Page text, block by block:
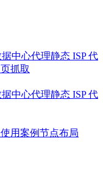
据中心代理静态 ISP 代
抓取
据中心代理静态 ISP 代
使用案例节点布局